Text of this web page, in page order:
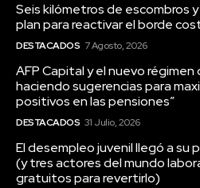
Seis kilómetros de escombros y
plan para reactivar el borde
DESTACADOS 7 Agosto, 2026
AFP Capital y el nuevo régimen
haciendo sugerencias para
positivos en las pensiones”
DESTACADOS 31 Julio, 2026
El desempleo juvenil llegó a su
(y tres actores del mundo
gratuitos para revertirlo)